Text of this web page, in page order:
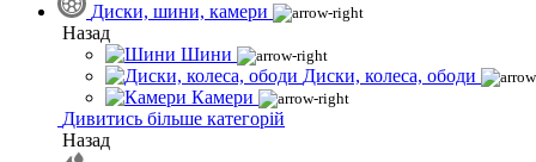
Диски, шини, камери
Назад
Шини
Диски, колеса, ободи
Камери
Дивитись більше категорій
Назад